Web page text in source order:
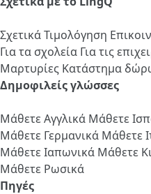
ΣχετικάΤιμολόγηση
Για τα σχολεία Για τις
Μαρτυρίες Κατάστημα
Δημοφιλείς γλώσσες
Μάθετε Αγγλικά Μάθετε
Μάθετε Γερμανικά Μάθετε
Μάθετε Ιαπωνικά Μάθετε
Μάθετε Ρωσικά
Πηγές